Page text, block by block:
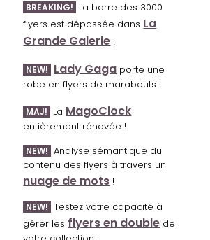
BREAKING! La barre des 3000
flyers est dépassée dans La
Grande Galerie !
NEW! Lady Gaga porte une
robe en flyers de marabouts !
MAJ! La MagoClock
entièrement rénovée !
NEW! Analyse sémantique du
contenu des flyers à travers un
nuage de mots !
NEW! Testez votre capacité à
gérer les flyers en double de